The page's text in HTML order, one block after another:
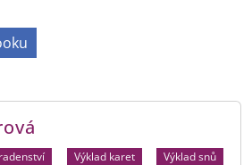
Výklad karet
Výklad snů